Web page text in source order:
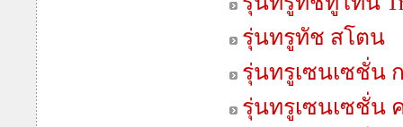
รุ่นทรูทัช สโตน
รุ่นทรูเซนเซชั่น ก
รุ่นทรูเซนเซชั่น ค